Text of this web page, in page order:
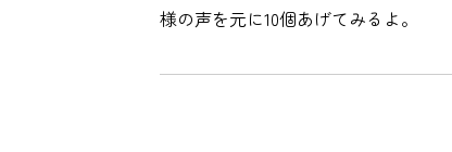
様の声を元に10個あげてみるよ。